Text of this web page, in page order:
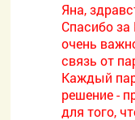
Яна,
Спасибо
очень
связь от
Каждый
решение -
для того,